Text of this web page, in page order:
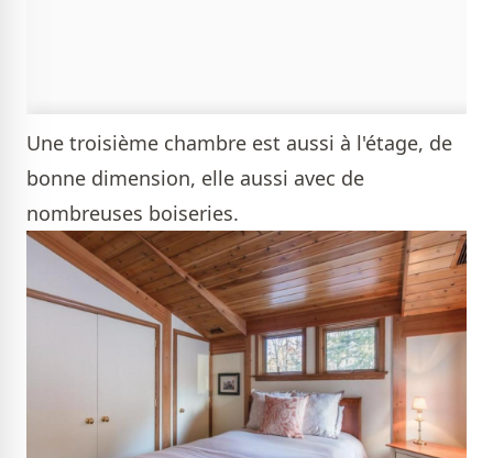
Une troisième chambre est aussi à l'étage, de
bonne dimension, elle aussi avec de
nombreuses boiseries.